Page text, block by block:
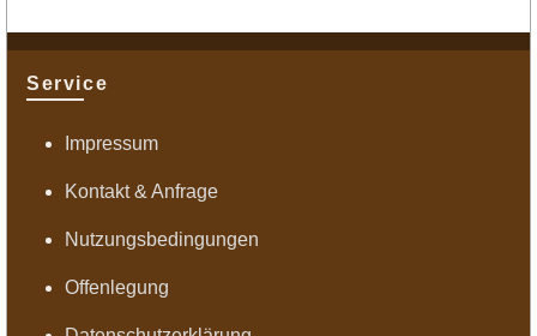
Service
Impressum
Kontakt & Anfrage
Nutzungsbedingungen
Offenlegung